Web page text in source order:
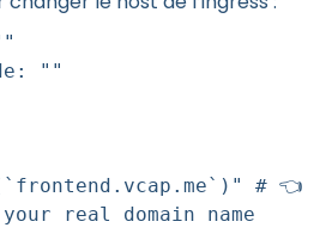
""
# 👈️
real domain name